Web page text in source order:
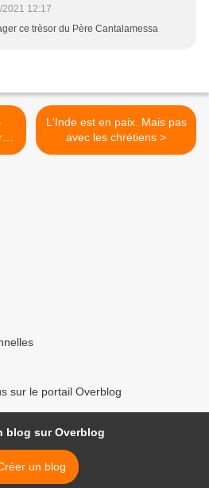
2021 12:17
ce trèsor du Père Cantalamessa
L'Inde est en paix. Mais pas
avec les chrétiens >
sur le portail Overblog
blog sur Overblog
un blog